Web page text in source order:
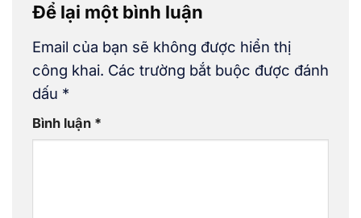
Để lại một bình luận
Email của bạn sẽ không được hiển thị
công khai. Các trường bắt buộc được đánh
dấu *
Bình luận *